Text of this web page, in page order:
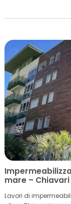
mare – Chiavari
Lavori di